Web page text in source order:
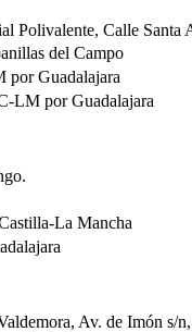
Polivalente, Calle Santa
del Campo
por Guadalajara
LM por Guadalajara
La Mancha
Av. de Imón s/